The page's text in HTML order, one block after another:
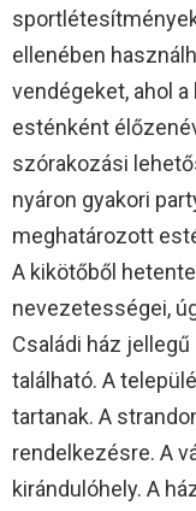
ellenében
vendégeket, ahol
esténként
szórakozási
nyáron gyakori
meghatározott
A kikötőből
nevezetességei,
Családi ház
található. A
tartanak. A
rendelkezésre. A
kirándulóhely. A